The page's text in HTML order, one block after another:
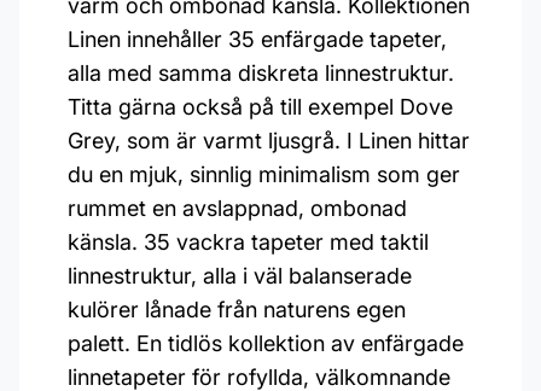
varm och ombonad känsla. Kollektionen
Linen innehåller 35 enfärgade tapeter,
alla med samma diskreta linnestruktur.
Titta gärna också på till exempel Dove
Grey, som är varmt ljusgrå. I Linen hittar
du en mjuk, sinnlig minimalism som ger
rummet en avslappnad, ombonad
känsla. 35 vackra tapeter med taktil
linnestruktur, alla i väl balanserade
kulörer lånade från naturens egen
palett. En tidlös kollektion av enfärgade
linnetapeter för rofyllda, välkomnande